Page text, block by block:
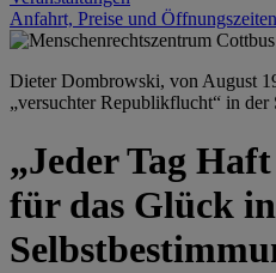
Anfahrt, Preise und Öffnungszeiten
Dieter Dombrowski, von August
„versuchter Republikflucht“ in
„Jeder Tag
für das Glück